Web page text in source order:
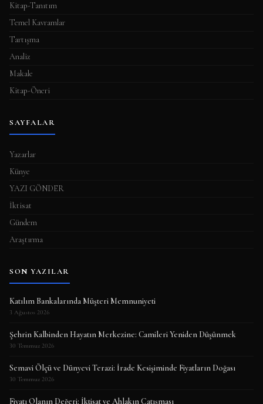
Kitap-Tanıtım
Temel Kavramlar
Tartışma
Analiz
Makale
Kitap-Öneri
SAYFALAR
Yazarlar
Künye
YAZI GÖNDER
İktisat
Gündem
Araştırma
SON YAZILAR
Katılım Bankalarında Müşteri Memnuniyeti
3 Ağustos 2026
Şehrin Kalbinden Hayatın Merkezine: Camileri Yeniden Düşünmek
30 Temmuz 2026
Semavi Ölçü ve Dünyevi Terazi: İrade Kesişiminde Fiyatların Doğası
30 Temmuz 2026
Fiyatı Olanın Değeri: İktisat ve Ahlakın Çatışması